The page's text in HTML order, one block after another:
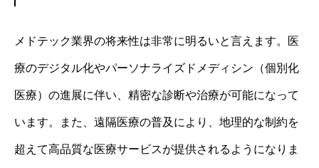
メドテック業界の将来性は非常に明るいと言えます。医
療のデジタル化やパーソナライズドメディシン（個別化
医療）の進展に伴い、精密な診断や治療が可能になって
います。また、遠隔医療の普及により、地理的な制約を
超えて高品質な医療サービスが提供されるようになりま